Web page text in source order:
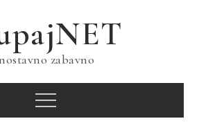
zabavno
Menu